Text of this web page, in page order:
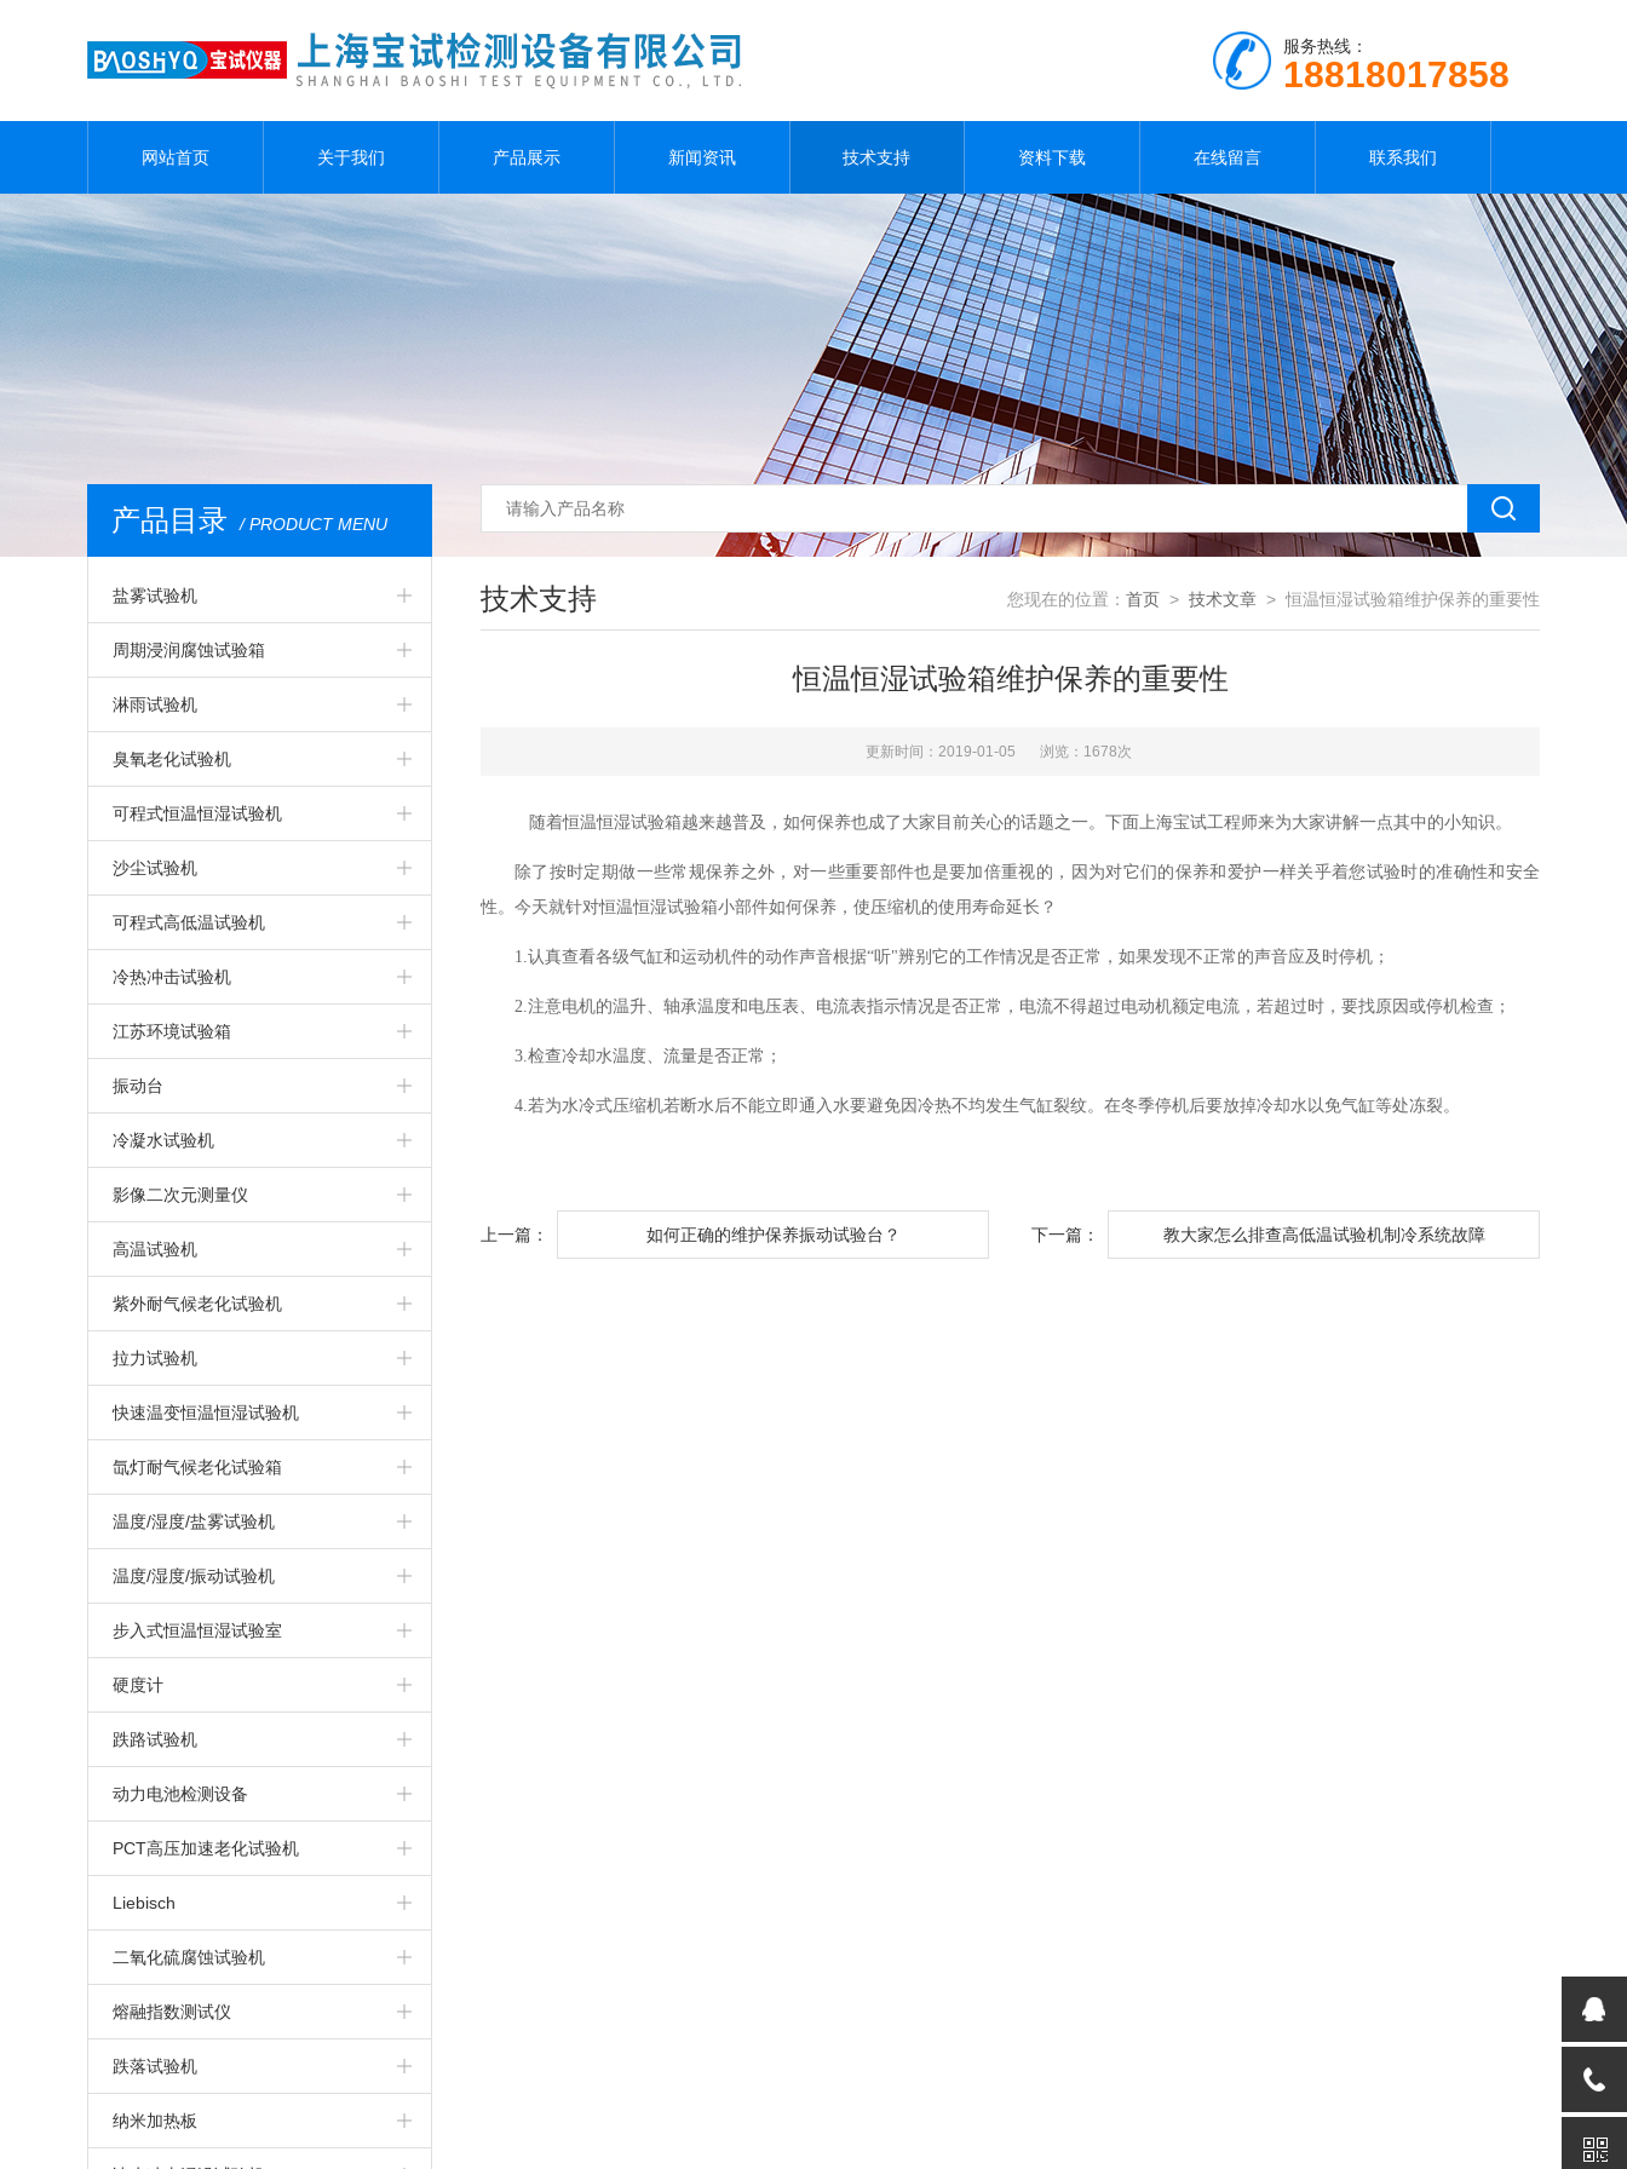
服务热线：
18818017858
网站首页 关于我们 产品展示 新闻资讯 技术支持 资料下载 在线留言 联系我们
产品目录 / PRODUCT MENU
盐雾试验机
盐雾箱
精密型盐雾试验机
可程式盐雾箱
盐雾腐蚀试验箱
气密性试验箱
干热型盐雾腐蚀试验箱
触摸屏盐雾腐蚀试验箱
无水型盐雾腐蚀试验箱
PP盐雾腐蚀试验箱
触摸屏盐雾试验机
周期浸润腐蚀试验箱
淋雨试验机
淋雨试验机
IPX5IPX6淋雨试验箱
步入式淋雨试验室
客车淋雨试验室
IPX9K高温高压淋雨试验机
IPX7/8加压浸水试验机
IPX5/6强喷水淋雨试验机
IPX3/4摆管式淋雨试验机
IPX1/2滴水式淋雨试验机
臭氧老化试验机
臭氧老化试验箱
可程式恒温恒湿试验机
可程式恒温恒湿试验箱
恒定湿热试验箱
上海恒温恒湿试验箱
恒温恒湿试验机
沙尘试验机
可程式沙尘试验箱
可程式高低温试验机
高低温试验机
上海高低温试验箱
冷热冲击试验机
高低温冲击试验机
两箱高低温冲击试验箱
冷热冲击试验机
三箱高低温冲击试验箱
两箱冷热冲击试验箱
三箱冷热冲击试验箱
江苏环境试验箱
振动台
振动试验系统
汽车模拟运输振动台
冷凝水试验机
冷凝水试验箱
影像二次元测量仪
高温试验机
高温试验箱（机）
紫外耐气候老化试验机
拉力试验机
万能材料拉力试验机
高温/高低温拉力试验机
快速温变恒温恒湿试验机
快速温变试验箱（非线性）
快速温变试验箱（线性）
氙灯耐气候老化试验箱
氙灯耐气候试验箱
温度/湿度/盐雾试验机
循环腐蚀试验箱
温度/湿度/振动试验机
步入式恒温恒湿试验室
步入式高温房
硬度计
布氏硬度计
维氏硬度计
洛氏硬度计
里氏硬度计
跌路试验机
动力电池检测设备
动力电池针刺挤压一体机
电池高空低气压模拟试验机
电池重物冲击试验机
动力电池针刺试验机
动力电池挤压试验机
PCT高压加速老化试验机
Liebisch
二氧化硫腐蚀试验机
熔融指数测试仪
跌落试验机
纳米加热板
技术支持 您现在的位置： 首页 > 技术文章 > 恒温恒湿试验箱维护保养的重要性
恒温恒湿试验箱维护保养的重要性
更新时间：2019-01-05 浏览：1678次
随着恒温恒湿试验箱越来越普及，如何保养也成了大家目前关心的话题之一。下面上海宝试工程师来为大家讲解一点其中的小知识。
除了按时定期做一些常规保养之外，对一些重要部件也是要加倍重视的，因为对它们的保养和爱护一样关乎着您试验时的准确性和安全
性。今天就针对恒温恒湿试验箱小部件如何保养，使压缩机的使用寿命延长？
1.认真查看各级气缸和运动机件的动作声音根据“听"辨别它的工作情况是否正常，如果发现不正常的声音应及时停机；
2.注意电机的温升、轴承温度和电压表、电流表指示情况是否正常，电流不得超过电动机额定电流，若超过时，要找原因或停机检查；
3.检查冷却水温度、流量是否正常；
4.若为水冷式压缩机若断水后不能立即通入水要避免因冷热不均发生气缸裂纹。在冬季停机后要放掉冷却水以免气缸等处冻裂。
上一篇： 如何正确的维护保养振动试验台？ 下一篇： 教大家怎么排查高低温试验机制冷系统故障